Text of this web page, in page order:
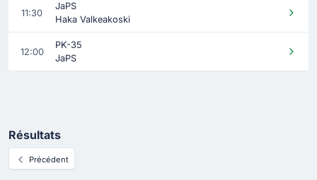
11:30
JaPS
Haka Valkeakoski
12:00
PK-35
JaPS
Résultats
Précédent